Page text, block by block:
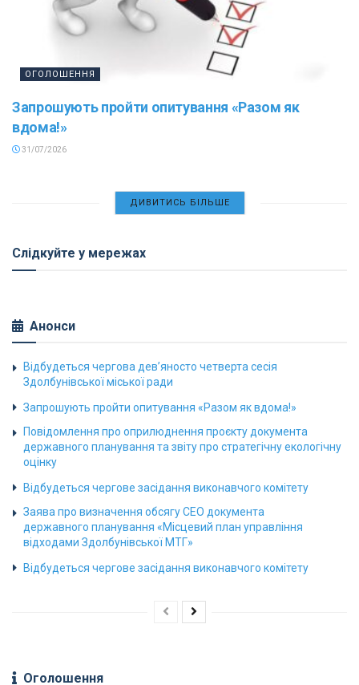
ОГОЛОШЕННЯ
Запрошують пройти опитування «Разом як
вдома!»
31/07/2026
ДИВИТИСЬ БІЛЬШЕ
Слідкуйте у мережах
Анонси
Відбудеться чергова дев’яносто четверта сесія
Здолбунівської міської ради
Запрошують пройти опитування «Разом як вдома!»
Повідомлення про оприлюднення проєкту документа
державного планування та звіту про стратегічну екологічну
оцінку
Відбудеться чергове засідання виконавчого комітету
Заява про визначення обсягу СЕО документа
державного планування «Місцевий план управління
відходами Здолбунівської МТГ»
Відбудеться чергове засідання виконавчого комітету
Оголошення